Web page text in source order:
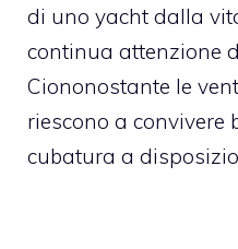
di uno yacht dalla
continua attenzione
Ciononostante le
riescono a convivere
cubatura a